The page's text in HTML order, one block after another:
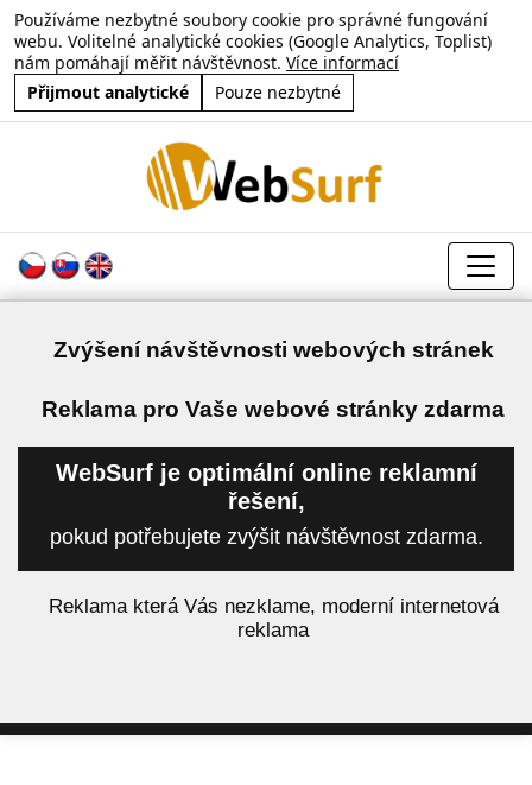
Používáme nezbytné soubory cookie pro správné fungování
webu. Volitelné analytické cookies (Google Analytics, Toplist)
nám pomáhají měřit návštěvnost. Více informací
Přijmout analytické
Pouze nezbytné
Zvýšení návštěvnosti webových stránek
Reklama pro Vaše webové stránky zdarma
WebSurf je optimální online reklamní
řešení,
pokud potřebujete zvýšit návštěvnost zdarma.
Reklama která Vás nezklame, moderní internetová
reklama